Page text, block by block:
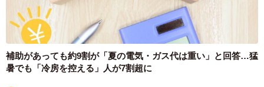
補助があっても約9割が「夏の電気・ガス代は重い」と回答…猛
暑でも「冷房を控える」人が7割超に